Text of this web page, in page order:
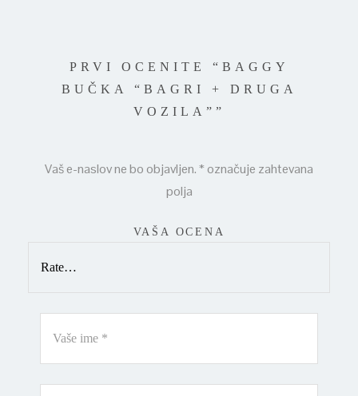
PRVI OCENITE “BAGGY
BUČKA “BAGRI + DRUGA
VOZILA””
Vaš e-naslov ne bo objavljen.* označuje zahtevana
polja
VAŠA OCENA